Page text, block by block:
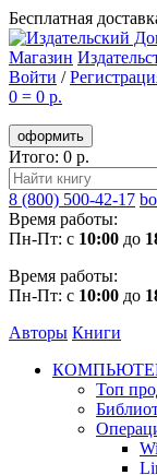
Бесплатная
Магазин
Войти /
0 = 0 р.
оформить
Итого: 0 р.
8 (800) 500-42-17
Время работы:
Пн-Пт: с 10:00 до
Время работы:
Пн-Пт: с 10:00 до
Авторы Книги
Топ